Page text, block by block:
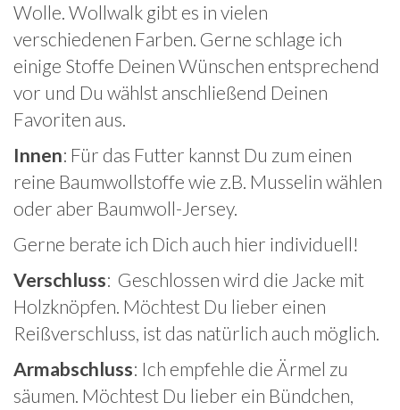
Wolle. Wollwalk gibt es in vielen
verschiedenen Farben. Gerne schlage ich
einige Stoffe Deinen Wünschen entsprechend
vor und Du wählst anschließend Deinen
Favoriten aus.
Innen: Für das Futter kannst Du zum einen
reine Baumwollstoffe wie z.B. Musselin wählen
oder aber Baumwoll-Jersey.
Gerne berate ich Dich auch hier individuell!
Verschluss: Geschlossen wird die Jacke mit
Holzknöpfen. Möchtest Du lieber einen
Reißverschluss, ist das natürlich auch möglich.
Armabschluss: Ich empfehle die Ärmel zu
säumen. Möchtest Du lieber ein Bündchen,